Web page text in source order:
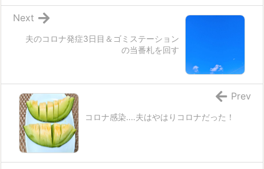
夫のコロナ発症3日目＆ゴミステーション
の当番札を回す
Next
コロナ感染‥‥夫はやはりコロナだった！
Prev